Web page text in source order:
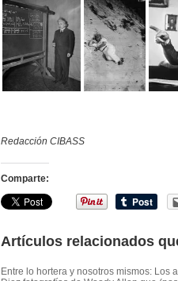
Redacción CIBASS
Comparte:
Artículos relacionados
Entre lo hortera y nosotros mismos: Los